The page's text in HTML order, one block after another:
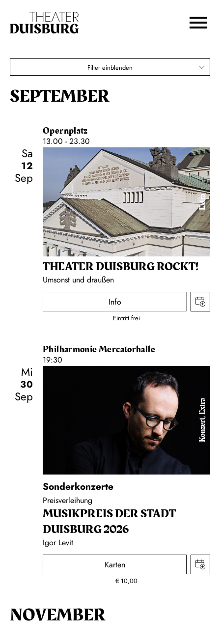
Zur Hauptnavigation springen
Zum Footer springen
Filter einblenden
SEPTEMBER
Opernplatz
13.00 - 23.30
Sa
12
Sep
Extra
THEATER DUISBURG ROCKT!
Umsonst und draußen
Info
Eintritt frei
Philharmonie Mercatorhalle
19:30
Mi
30
Sep
Konzert, Extra
Sonderkonzerte
Preisverleihung
MUSIK­PREIS DER STADT
DUISBURG 2026
Igor Levit
Karten
€ 10,00
NOVEMBER